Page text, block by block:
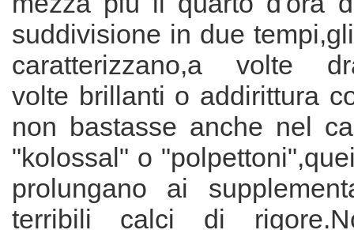
suddivisione in due
caratterizzano,a volte
volte brillanti o addirittura
non bastasse anche nel
"kolossal" o
prolungano ai
terribili calci di